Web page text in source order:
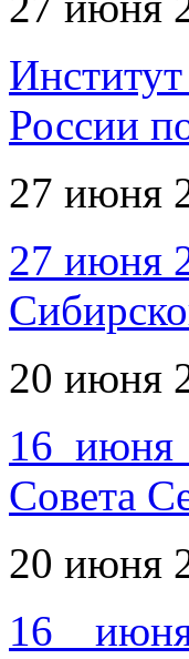
России
27 июня
27 июня
20 июня
16 июня
Совета
20 июня
16